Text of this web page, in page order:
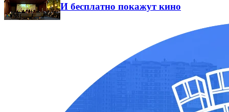
И бесплатно покажут кино